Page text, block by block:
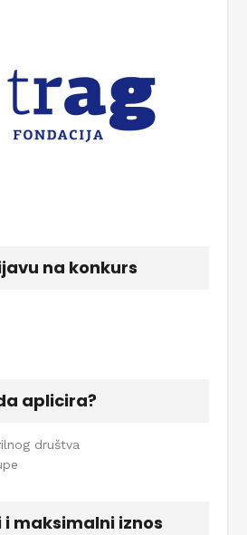
na konkurs
aplicira?
društva
i maksimalni iznos